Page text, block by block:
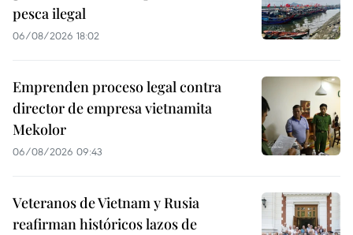
pesca ilegal
06/08/2026 18:02
Emprenden proceso legal contra
director de empresa vietnamita
Mekolor
06/08/2026 09:43
Veteranos de Vietnam y Rusia
reafirman históricos lazos de